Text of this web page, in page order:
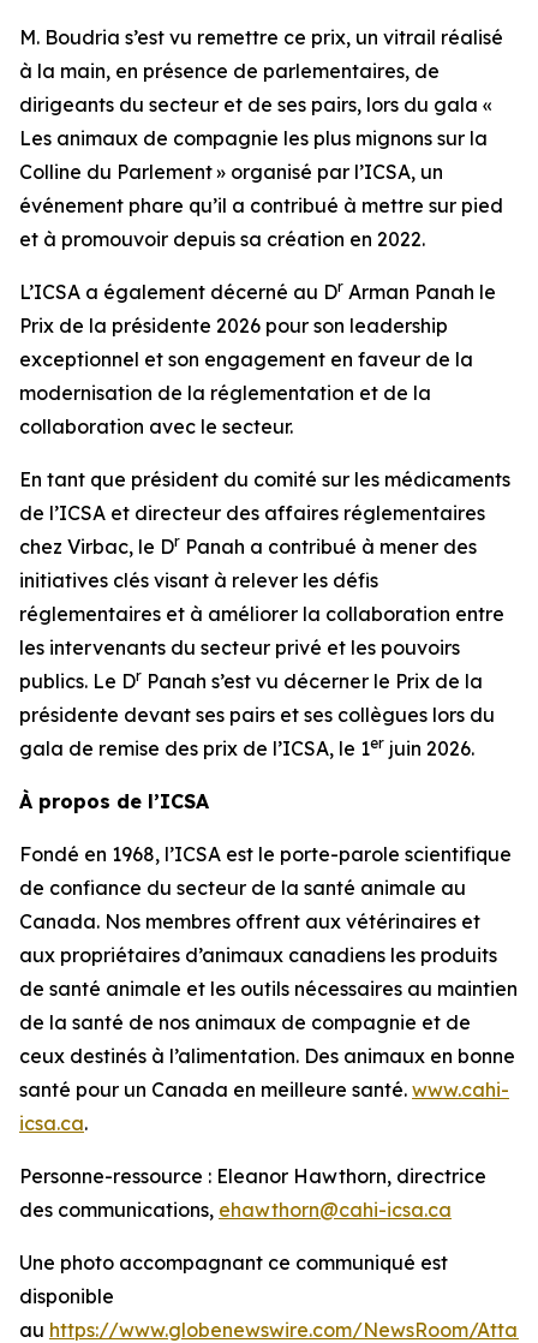
M. Boudria s’est vu remettre ce prix, un vitrail réalisé
à la main, en présence de parlementaires, de
dirigeants du secteur et de ses pairs, lors du gala «
Les animaux de compagnie les plus mignons sur la
Colline du Parlement » organisé par l’ICSA, un
événement phare qu’il a contribué à mettre sur pied
et à promouvoir depuis sa création en 2022.
L’ICSA a également décerné au Dr Arman Panah le
Prix de la présidente 2026 pour son leadership
exceptionnel et son engagement en faveur de la
modernisation de la réglementation et de la
collaboration avec le secteur.
En tant que président du comité sur les médicaments
de l’ICSA et directeur des affaires réglementaires
chez Virbac, le Dr Panah a contribué à mener des
initiatives clés visant à relever les défis
réglementaires et à améliorer la collaboration entre
les intervenants du secteur privé et les pouvoirs
publics. Le Dr Panah s’est vu décerner le Prix de la
présidente devant ses pairs et ses collègues lors du
gala de remise des prix de l’ICSA, le 1er juin 2026.
À propos de l’ICSA
Fondé en 1968, l’ICSA est le porte-parole scientifique
de confiance du secteur de la santé animale au
Canada. Nos membres offrent aux vétérinaires et
aux propriétaires d’animaux canadiens les produits
de santé animale et les outils nécessaires au maintien
de la santé de nos animaux de compagnie et de
ceux destinés à l’alimentation. Des animaux en bonne
santé pour un Canada en meilleure santé. www.cahi-
icsa.ca.
Personne-ressource : Eleanor Hawthorn, directrice
des communications, ehawthorn@cahi-icsa.ca
Une photo accompagnant ce communiqué est
disponible
au https://www.globenewswire.com/NewsRoom/